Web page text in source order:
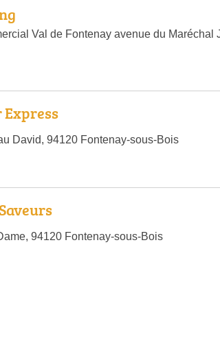
Val de Fontenay avenue du Maréchal
David, 94120 Fontenay-sous-Bois
94120 Fontenay-sous-Bois